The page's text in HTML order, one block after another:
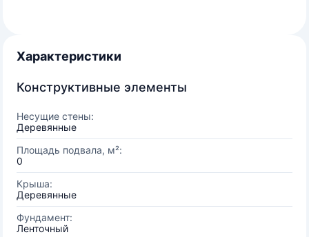
Характеристики
Конструктивные элементы
Несущие стены:
Деревянные
Площадь подвала, м²:
0
Крыша:
Деревянные
Фундамент:
Ленточный